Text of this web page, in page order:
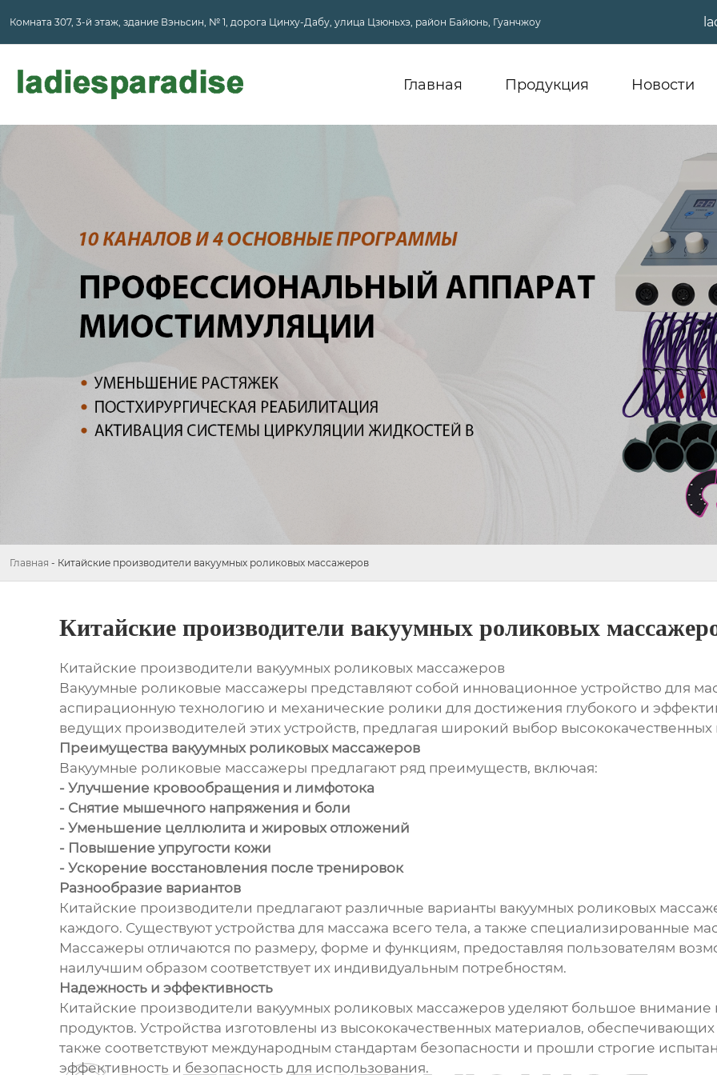
Комната 307, 3-й этаж, здание Вэньсин, № 1, дорога Цинху-Дабу, улица Цзюньхэ, район Байюнь, Гуанчжоу
Главная Продукция Новости
Главная - Китайские производители вакуумных роликовых массажеров
Китайские производители вакуумных роликовых
Китайские производители вакуумных роликовых массажеров
Вакуумные роликовые массажеры представляют собой инновационное устройство для
аспирационную технологию и механические ролики для достижения глубокого и
ведущих производителей этих устройств, предлагая широкий выбор
Преимущества вакуумных роликовых массажеров
Вакуумные роликовые массажеры предлагают ряд преимуществ, включая:
- Улучшение кровообращения и лимфотока
- Снятие мышечного напряжения и боли
- Уменьшение целлюлита и жировых отложений
- Повышение упругости кожи
- Ускорение восстановления после тренировок
Разнообразие вариантов
Китайские производители предлагают различные варианты вакуумных роликовых
каждого. Существуют устройства для массажа всего тела, а также специализированные
Массажеры отличаются по размеру, форме и функциям, предоставляя пользователям
наилучшим образом соответствует их индивидуальным потребностям.
Надежность и эффективность
Китайские производители вакуумных роликовых массажеров уделяют большое внимание
продуктов. Устройства изготовлены из высококачественных материалов,
также соответствуют международным стандартам безопасности и прошли строгие
эффективность и безопасность для использования.